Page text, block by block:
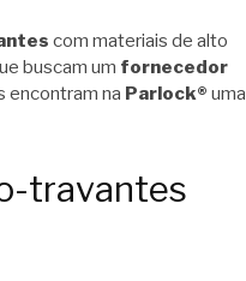
com materiais de alto
buscam um fornecedor
encontram na Parlock® uma
travantes